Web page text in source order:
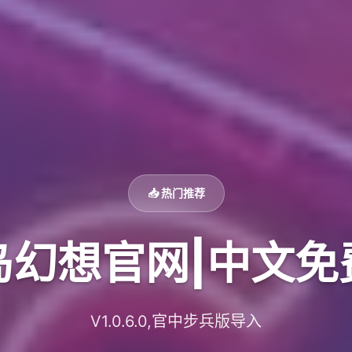
📥 热门推荐
幻想官网|中文免
V1.0.6.0,官中步兵版导入